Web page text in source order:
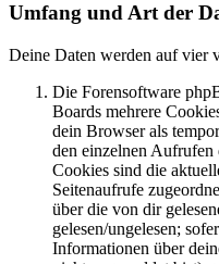
Umfang und Art der
Deine Daten werden auf vier
Die Forensoftware
Boards mehrere
dein Browser als
den einzelnen Aufrufen
Cookies sind die
Seitenaufrufe
über die von dir
gelesen/ungelesen;
Informationen über